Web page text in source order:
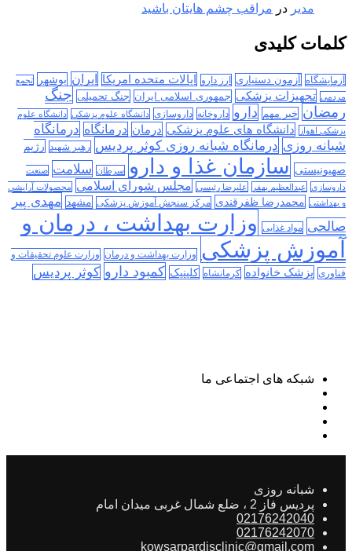
مدیر در مراقب چشم هایتان باشید
کلمات کلیدی
آزمایشگاه آزمون دستیاری ارز دارو ایالات متحده امریکا ایران بوشهر
تجمع
مردمی تجهیزات پزشکی جمهوری اسلامی ایران جنگ تحمیلی جنگ
رمضان خبر مهم دارو داروخانه داروسازی دانشگاه علوم پزشکی دانشگاه علوم
پزشکی اهواز
دانشگاه های علوم پزشکی درمان درمانگاه درمانگاه
شبانه روزی درمانگاه شبانه روزی کوثر پردیس رهبر شهید
رژیم
صهیونیستی سازمان غذا و دارو سرطان سلامت صنعت
داروسازی عبدالعظیم بهفر علیرضا رئیسی مجلس شورای اسلامی
محصولات آرایشی
و بهداشتی محمدرضا ظفرقندی مرکز سنجش آموزش پزشکی مشهد مهدی پیر
صالحی مواد غذایی وزارت بهداشت ، درمان و
آموزش پزشکی وزارت بهداشت و درمان وزارت علوم تحقیقات و
فناوری پزشک خانواده کرمانشاه کلینیک کمبود دارو کوثر پردیس
شبکه های اجتماعی ما
شبانه روزی
پردیس فاز 2 ، ضلع شمال غربی میدان امام
02176242040
02176242070
kowsarpardisclinic@gmail.com